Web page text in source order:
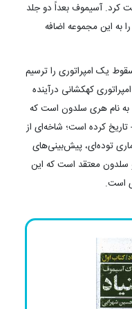
سریالی در سال 1966 دریافت کرد. آسیموف بعداً دو جلد
به این مجموعه اضافه
یک امپراتوری را ترسیم
کهکشانی در‌آینده
به نام هری سلدون است که
کرده است؛ شاخه‌ای از
توده‌‌ای، پیش‌بینی‌های
سلدون معتقد است که این
است.